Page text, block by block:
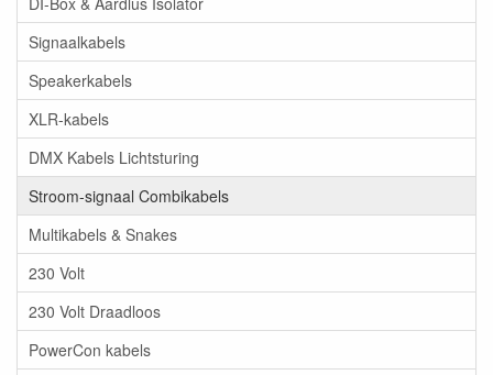
Signaalkabels
Speakerkabels
XLR-kabels
DMX Kabels Lichtsturing
Stroom-signaal Combikabels
Multikabels & Snakes
230 Volt
230 Volt Draadloos
PowerCon kabels